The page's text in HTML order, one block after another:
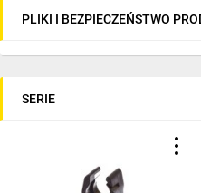
PLIKI I BEZPIECZEŃSTWO
SERIE